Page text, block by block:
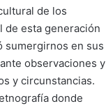
de los
de esta generación
sumergirnos en sus
observaciones y
y circunstancias.
donde